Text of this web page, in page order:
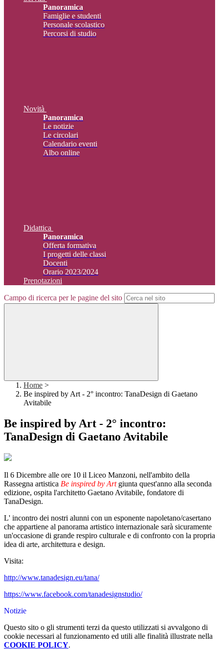
Panoramica
Famiglie e studenti
Personale scolastico
Percorsi di studio
Novità
Panoramica
Le notizie
Le circolari
Calendario eventi
Albo online
Didattica
Panoramica
Offerta formativa
I progetti delle classi
Docenti
Orario 2023/2024
Prenotazioni
Campo di ricerca per le pagine del sito
Home >
Be inspired by Art - 2° incontro: TanaDesign di Gaetano
Avitabile
Be inspired by Art - 2° incontro:
TanaDesign di Gaetano Avitabile
Il 6 Dicembre alle ore 10 il Liceo Manzoni, nell'ambito della
Rassegna artistica Be inspired by Artgiunta quest'anno alla seconda
edizione, ospita l'architetto Gaetano Avitabile, fondatore di
TanaDesign.
L' incontro dei nostri alunni con un esponente napoletano/casertano
che appartiene al panorama artistico internazionale sarà sicuramente
un'occasione di grande respiro culturale e di confronto con la propria
idea di arte, architettura e design.
Visita:
http://www.tanadesign.eu/tana/
https://www.facebook.com/tanadesignstudio/
Notizie
Questo sito o gli strumenti terzi da questo utilizzati si avvalgono di
cookie necessari al funzionamento ed utili alle finalità illustrate nella
COOKIE POLICY.